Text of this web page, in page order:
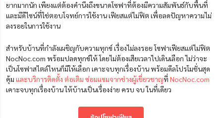
ยากมากนัก เพียงแต่ต้องคำนึงถึงขนาดโซฟาที่ต้องมีความสัมพันธ์กับพื้นที่
และมีดีไซน์ที่ใช่ตอบโจทย์การใช้งาน เฟียสแต่ไม่ฟิต เพื่อลดปัญหาความไม่
ลงรอยในการใช้งาน
สำหรับบ้านที่กำลังเผชิญกับความทุกข์ เรื่องไม่ลงรอย โซฟาเฟียสแต่ไม่ฟิต
NocNoc.com พร้อมปลดทุกข์ให้ โดยไม่ต้องเสียเวลาไปเดินเลือก ไม่ว่าจะ
เป็นโซฟาสไตล์ไหนก็มีให้เลือก เคาะจบทุกเรื่องบ้านพร้อมดีลโปรโมชั่นสุด
คุ้ม และบริการติดตั้ง ต่อเติม ซ่อมแซมจากช่างผู้เชี่ยวชาญที่ NocNoc.com
เคาะจบทุกเรื่องบ้าน ให้บ้านเป็นเรื่องง่าย ครบ จบ ในที่เดียว